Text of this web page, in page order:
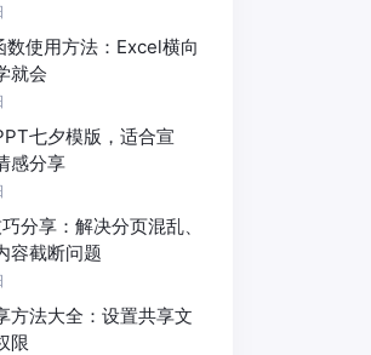
数使用方法：Excel横向
就会
七夕模版，适合宣
感分享
分享：解决分页混乱、
容截断问题
方法大全：设置共享文
限